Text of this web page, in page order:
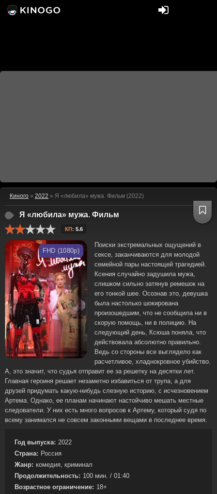
Киного » 2022 » Я «любила» мужа. Фильм (2022)
Я «любила» мужа. Фильм
КП: 5.6
FHD (1080p)
Поиски экстремальных ощущений в
сексе, заканчиваются для молодой
семейной пары настоящей трагедией.
Ксения случайно задушила мужа,
слишком сильно затянув ремешок на
его тонкой шее. Осознав это, девушка
была настолько шокирована
произошедшим, что не сообщила ни в
скорую помощь, ни в полицию. На
следующий день, Ксюша поняла, что
действовала абсолютно правильно.
Ведь со стороны все выглядело как
расчетливое, хладнокровное убийство.
А, это значит, что судья отправит ее за решетку на десятки лет.
Главная героиня решает незаметно избавиться от трупа, а для
друзей придумать какую-нибудь слезную историю, с исчезновением
Артема. Однако, ее планам начинают настойчиво мешать местные
следователи. У них есть много вопросов к Артему, который судя по
всему занимался не совсем законными вещами в последнее время.
Год выпуска: 2022
Страна: Россия
Жанр: комедия, криминал
Продолжительность: 100 мин. / 01:40
Возрастное ограничение: 18+